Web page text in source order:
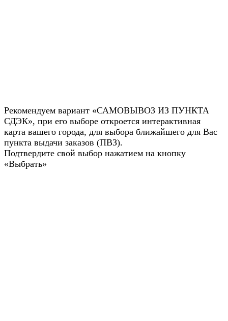
Рекомендуем вариант «САМОВЫВОЗ ИЗ ПУНКТА
СДЭК», при его выборе откроется интерактивная
карта вашего города, для выбора ближайшего для Вас
пункта выдачи заказов (ПВЗ).
Подтвердите свой выбор нажатием на кнопку
«Выбрать»